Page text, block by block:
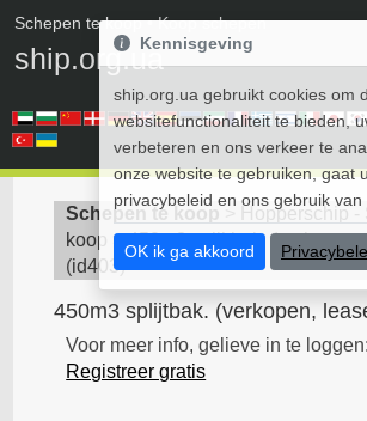
Schepen te koop• Koop schepen
ship.org.ua
Schepen te koop
Hopperschip -
koop >450m3 splijtbak. (verkopen,
(id403)
450m3 splijtbak. (verkopen,
Voor meer info, gelieve in te loggen:
Registreer gratis
Kennisgeving
ship.org.ua gebruikt cookies om
websitefunctionaliteit te bieden,
verbeteren en ons verkeer te
onze website te gebruiken, gaat
privacybeleid en ons gebruik van
OK ik ga akkoord